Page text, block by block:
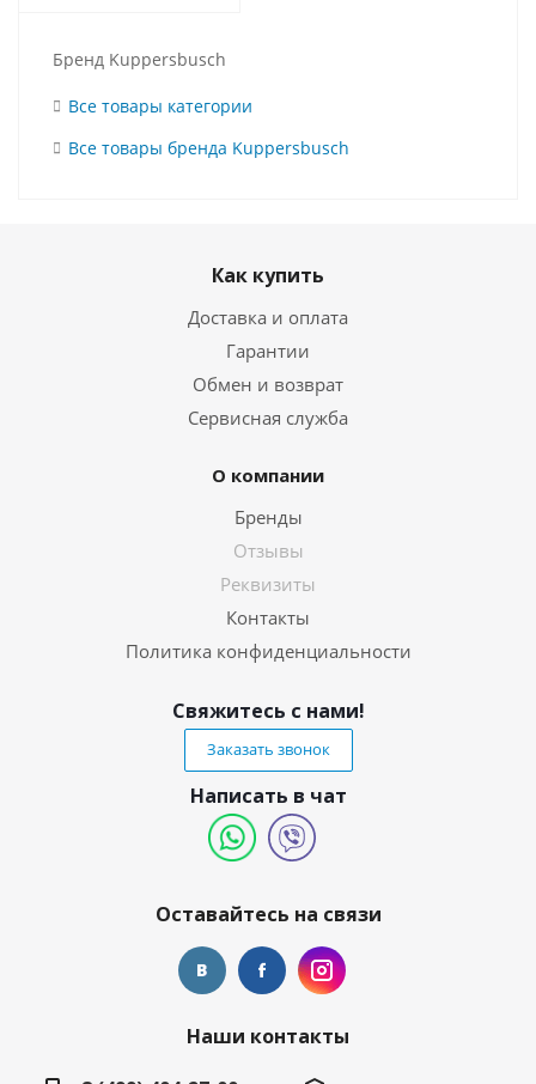
Бренд Kuppersbusch
Все товары категории
Все товары бренда Kuppersbusch
Как купить
Доставка и оплата
Гарантии
Обмен и возврат
Сервисная служба
О компании
Бренды
Отзывы
Реквизиты
Контакты
Политика конфиденциальности
Свяжитесь с нами!
Заказать звонок
Написать в чат
Оставайтесь на связи
Наши контакты